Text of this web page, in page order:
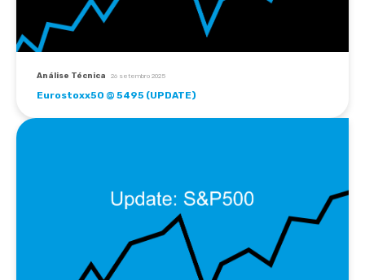
Análise Técnica 26 setembro 2025
Eurostoxx50 @ 5495 (UPDATE)